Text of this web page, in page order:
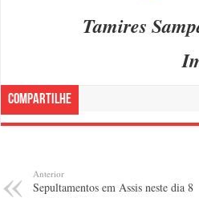
Tamires
Compartilhe
Anterior
Sepultamentos em Assis neste dia 8